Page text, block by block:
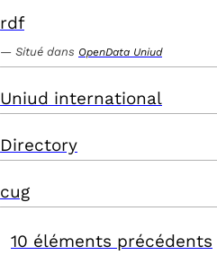
rdf
Situé dans OpenData Uniud
Uniud international
Directory
cug
10 éléments précédents